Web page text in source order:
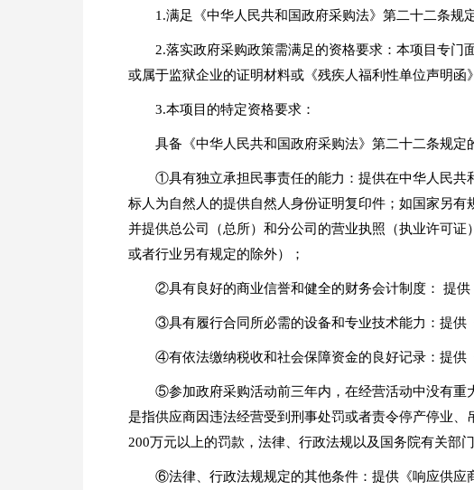
1.满足《中华人民共和国政府采购法》第二十二条规
2.落实政府采购政策需满足的资格要求：本项目专门
或属于监狱企业的证明材料或《残疾人福利性单位声明函
3.本项目的特定资格要求：
具备《中华人民共和国政府采购法》第二十二条规定
①具有独立承担民事责任的能力：提供在中华人民共
标人为自然人的提供自然人身份证明复印件；如国家另
并提供总公司（总所）和分公司的营业执照（执业许可
或者行业另有规定的除外）；
②具有良好的商业信誉和健全的财务会计制度： 提
③具有履行合同所必需的设备和专业技术能力：提供
④有依法缴纳税收和社会保障资金的良好记录：提供
⑤参加政府采购活动前三年内，在经营活动中没有重
是指供应商因违法经营受到刑事处罚或者责令停产停业
200万元以上的罚款，法律、行政法规以及国务院有关部
⑥法律、行政法规规定的其他条件：提供《响应供应